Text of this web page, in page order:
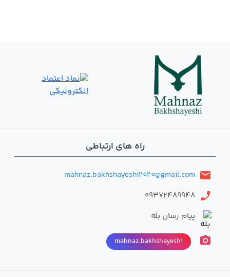
راه های ارتباطی
email
mahnaz.bakhshayeshi2020@gmail.com
phone
09372489948
پیام رسان بله
photo_camera
mahnaz.bakhshayeshi